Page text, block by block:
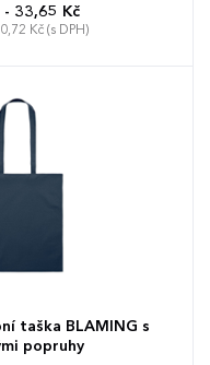
- 33,65 Kč
Kč (s DPH)
taška BLAMING s
popruhy